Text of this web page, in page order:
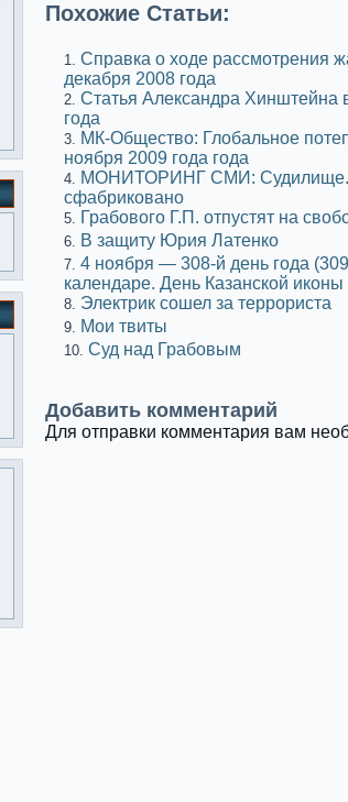
Похожие Статьи:
Справка о ходе рассмотрения
декабря 2008 года
Статья Александра Хинштейна
года
МК-Общество: Глобальное
ноября 2009 года года
МОНИТОРИНГ СМИ: Судилище.
сфабриковано
Грабового Г.П. отпустят на
В защиту Юрия Латенко
4 ноября — 308-й день года
календаре. День Казанской иконы
Электрик сошел за террориста
Мои твиты
Суд над Грабовым
Добавить комментарий
Для отправки комментария вам